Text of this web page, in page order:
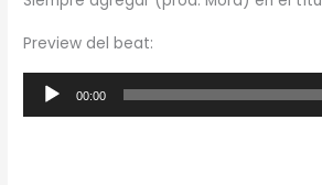
Preview del beat:
Reproductor
de
00:00